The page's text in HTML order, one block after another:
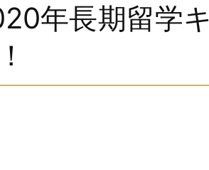
年長期留学